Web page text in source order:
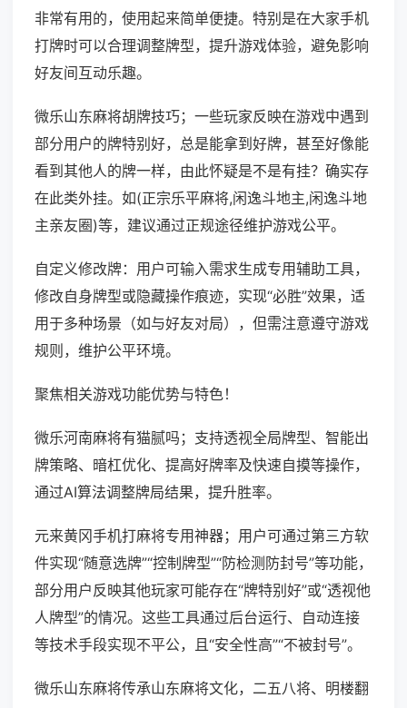
非常有用的，使用起来简单便捷。特别是在大家手机
打牌时可以合理调整牌型，提升游戏体验，避免影响
好友间互动乐趣。
微乐山东麻将胡牌技巧；一些玩家反映在游戏中遇到
部分用户的牌特别好，总是能拿到好牌，甚至好像能
看到其他人的牌一样，由此怀疑是不是有挂？确实存
在此类外挂。如(正宗乐平麻将,闲逸斗地主,闲逸斗地
主亲友圈)等，建议通过正规途径维护游戏公平。
自定义修改牌：用户可输入需求生成专用辅助工具，
修改自身牌型或隐藏操作痕迹，实现“必胜”效果，适
用于多种场景（如与好友对局），但需注意遵守游戏
规则，维护公平环境。
聚焦相关游戏功能优势与特色！
微乐河南麻将有猫腻吗；支持透视全局牌型、智能出
牌策略、暗杠优化、提高好牌率及快速自摸等操作，
通过AI算法调整牌局结果，提升胜率。
元来黄冈手机打麻将专用神器；用户可通过第三方软
件实现“随意选牌”“控制牌型”“防检测防封号”等功能，
部分用户反映其他玩家可能存在“牌特别好”或“透视他
人牌型”的情况。这些工具通过后台运行、自动连接
等技术手段实现不平公，且“安全性高”“不被封号”。
微乐山东麻将传承山东麻将文化，二五八将、明楼翻